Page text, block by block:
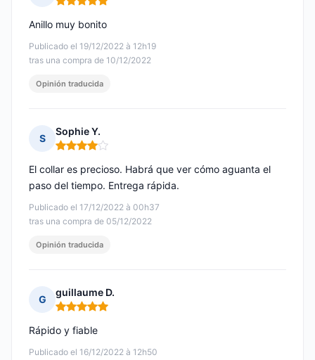
Nota: 5 de 5
Publicado el 19/12/2022 à 12h19
tras una compra de 10/12/2022
Anillo muy bonito
Opinión traducida
S
Sophie Y.
Nota: 4 de 5
Publicado el 17/12/2022 à 00h37
tras una compra de 05/12/2022
El collar es precioso. Habrá que ver cómo aguanta el
paso del tiempo. Entrega rápida.
Opinión traducida
G
guillaume D.
Nota: 5 de 5
Publicado el 16/12/2022 à 12h50
Rápido y fiable